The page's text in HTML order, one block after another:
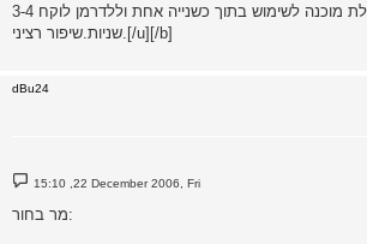
בנוסף ללדרמן-המיתקפלת מוכנה לשימוש בתוך כשנייה אחת וללדרמן לוקח 3-4
שניות.שיפור רציני.[/u][/b]
dBu24
P
o
t
15:10 ,22 December 2006, Fri
מר בחור: